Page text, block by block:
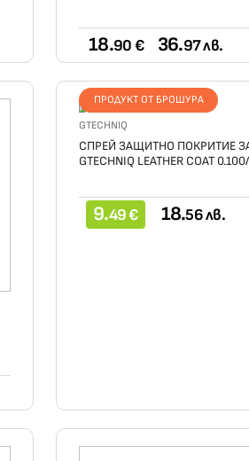
18.90 € 36.97 лв.
ПРОДУКТ ОТ БРОШУРА
GTECHNIQ
СПРЕЙ ЗАЩИТНО ПОКРИТИЕ
GTECHNIQ LEATHER COAT
9.49 € 18.56 лв.